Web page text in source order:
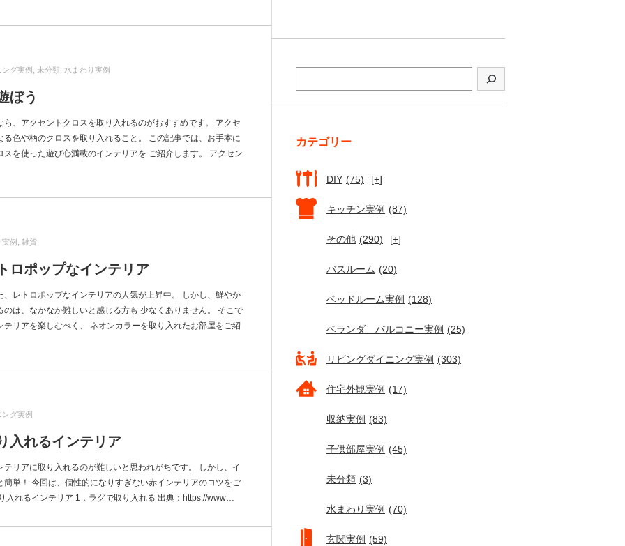
ング実例 未分類 水まわり実例
ぼう
、アクセントクロスを取り入れるのがおすすめです。 アクセ
色や柄のクロスを取り入れること。 この記事では、お手本に
スを使った遊び心満載のインテリアを ご紹介します。 アクセン
実例 雑貨
ポップなインテリア
レトロポップなインテリアの人気が上昇中。 しかし、鮮やか
は、なかなか難しいと感じる方も 少なくありません。 そこで
リアを楽しむべく、 ネオンカラーを取り入れたお部屋をご紹
ング実例
入れるインテリア
リアに取り入れるのが難しいと思われがちです。 しかし、イ
単！ 今回は、個性的になりすぎない赤インテリアのコツをご
入れるインテリア 1．ラグで取り入れる 出典：https://www…
カテゴリー
DIY (75) [+]
キッチン実例 (87)
その他 (290) [+]
バスルーム (20)
ベッドルーム実例 (128)
ベランダ バルコニー実例 (25)
リビングダイニング実例 (303)
住宅外観実例 (17)
収納実例 (83)
子供部屋実例 (45)
未分類 (3)
水まわり実例 (70)
玄関実例 (59)